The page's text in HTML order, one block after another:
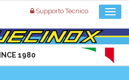
Supporto Tecnico
1980